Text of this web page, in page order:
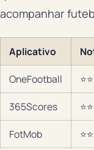
acompanhar
Aplicativo
OneFootball
365Scores
FotMob